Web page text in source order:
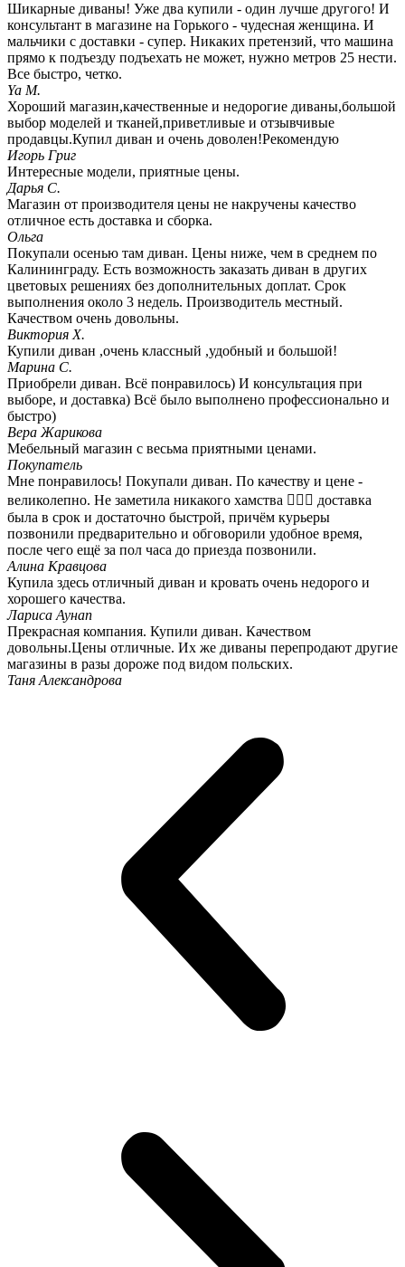
Шикарные диваны! Уже два купили - один лучше другого! И
консультант в магазине на Горького - чудесная женщина. И
мальчики с доставки - супер. Никаких претензий, что машина
прямо к подъезду подъехать не может, нужно метров 25 нести.
Все быстро, четко.
Ya M.
Хороший магазин,качественные и недорогие диваны,большой
выбор моделей и тканей,приветливые и отзывчивые
продавцы.Купил диван и очень доволен!Рекомендую
Игорь Григ
Интересные модели, приятные цены.
Дарья С.
Магазин от производителя цены не накручены качество
отличное есть доставка и сборка.
Ольга
Покупали осенью там диван. Цены ниже, чем в среднем по
Калининграду. Есть возможность заказать диван в других
цветовых решениях без дополнительных доплат. Срок
выполнения около 3 недель. Производитель местный.
Качеством очень довольны.
Виктория Х.
Купили диван ,очень классный ,удобный и большой!
Марина С.
Приобрели диван. Всё понравилось) И консультация при
выборе, и доставка) Всё было выполнено профессионально и
быстро)
Вера Жарикова
Мебельный магазин с весьма приятными ценами.
Покупатель
Мне понравилось! Покупали диван. По качеству и цене -
великолепно. Не заметила никакого хамства 🤷🏻‍♀️ доставка
была в срок и достаточно быстрой, причём курьеры
позвонили предварительно и обговорили удобное время,
после чего ещё за пол часа до приезда позвонили.
Алина Кравцова
Купила здесь отличный диван и кровать очень недорого и
хорошего качества.
Лариса Аунап
Прекрасная компания. Купили диван. Качеством
довольны.Цены отличные. Их же диваны перепродают другие
магазины в разы дороже под видом польских.
Таня Александрова